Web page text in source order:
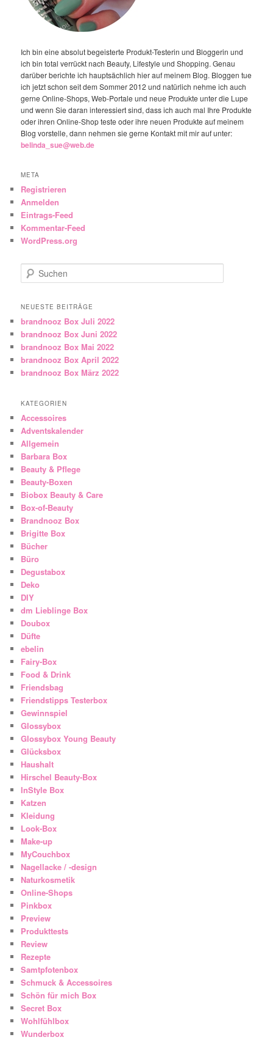
Ich bin eine absolut begeisterte Produkt-Testerin und Bloggerin und
ich bin total verrückt nach Beauty, Lifestyle und Shopping. Genau
darüber berichte ich hauptsächlich hier auf meinem Blog. Bloggen tue
ich jetzt schon seit dem Sommer 2012 und natürlich nehme ich auch
gerne Online-Shops, Web-Portale und neue Produkte unter die Lupe
und wenn Sie daran interessiert sind, dass ich auch mal Ihre Produkte
oder ihren Online-Shop teste oder ihre neuen Produkte auf meinem
Blog vorstelle, dann nehmen sie gerne Kontakt mit mir auf unter:
belinda_sue@web.de
META
Registrieren
Anmelden
Eintrags-Feed
Kommentar-Feed
WordPress.org
Suchen
NEUESTE BEITRÄGE
brandnooz Box Juli 2022
brandnooz Box Juni 2022
brandnooz Box Mai 2022
brandnooz Box April 2022
brandnooz Box März 2022
KATEGORIEN
Accessoires
Adventskalender
Allgemein
Barbara Box
Beauty & Pflege
Beauty-Boxen
Biobox Beauty & Care
Box-of-Beauty
Brandnooz Box
Brigitte Box
Bücher
Büro
Degustabox
Deko
DIY
dm Lieblinge Box
Doubox
Düfte
ebelin
Fairy-Box
Food & Drink
Friendsbag
Friendstipps Testerbox
Gewinnspiel
Glossybox
Glossybox Young Beauty
Glücksbox
Haushalt
Hirschel Beauty-Box
InStyle Box
Katzen
Kleidung
Look-Box
Make-up
MyCouchbox
Nagellacke / -design
Naturkosmetik
Online-Shops
Pinkbox
Preview
Produkttests
Review
Rezepte
Samtpfotenbox
Schmuck & Accessoires
Schön für mich Box
Secret Box
Wohlfühlbox
Wunderbox